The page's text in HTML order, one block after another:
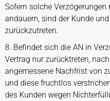
Sofern solche
andauern, sind der Kunde
zurückzutreten.
8. Befindet sich die AN in
Vertrag nur zurücktreten,
angemessene Nachfrist von
und diese fruchtlos
des Kunden wegen